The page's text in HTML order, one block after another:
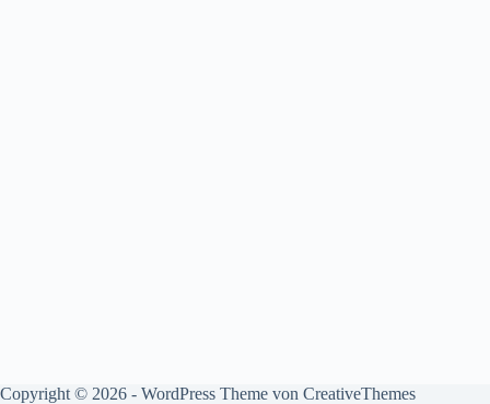
Copyright © 2026 - WordPress Theme von CreativeThemes